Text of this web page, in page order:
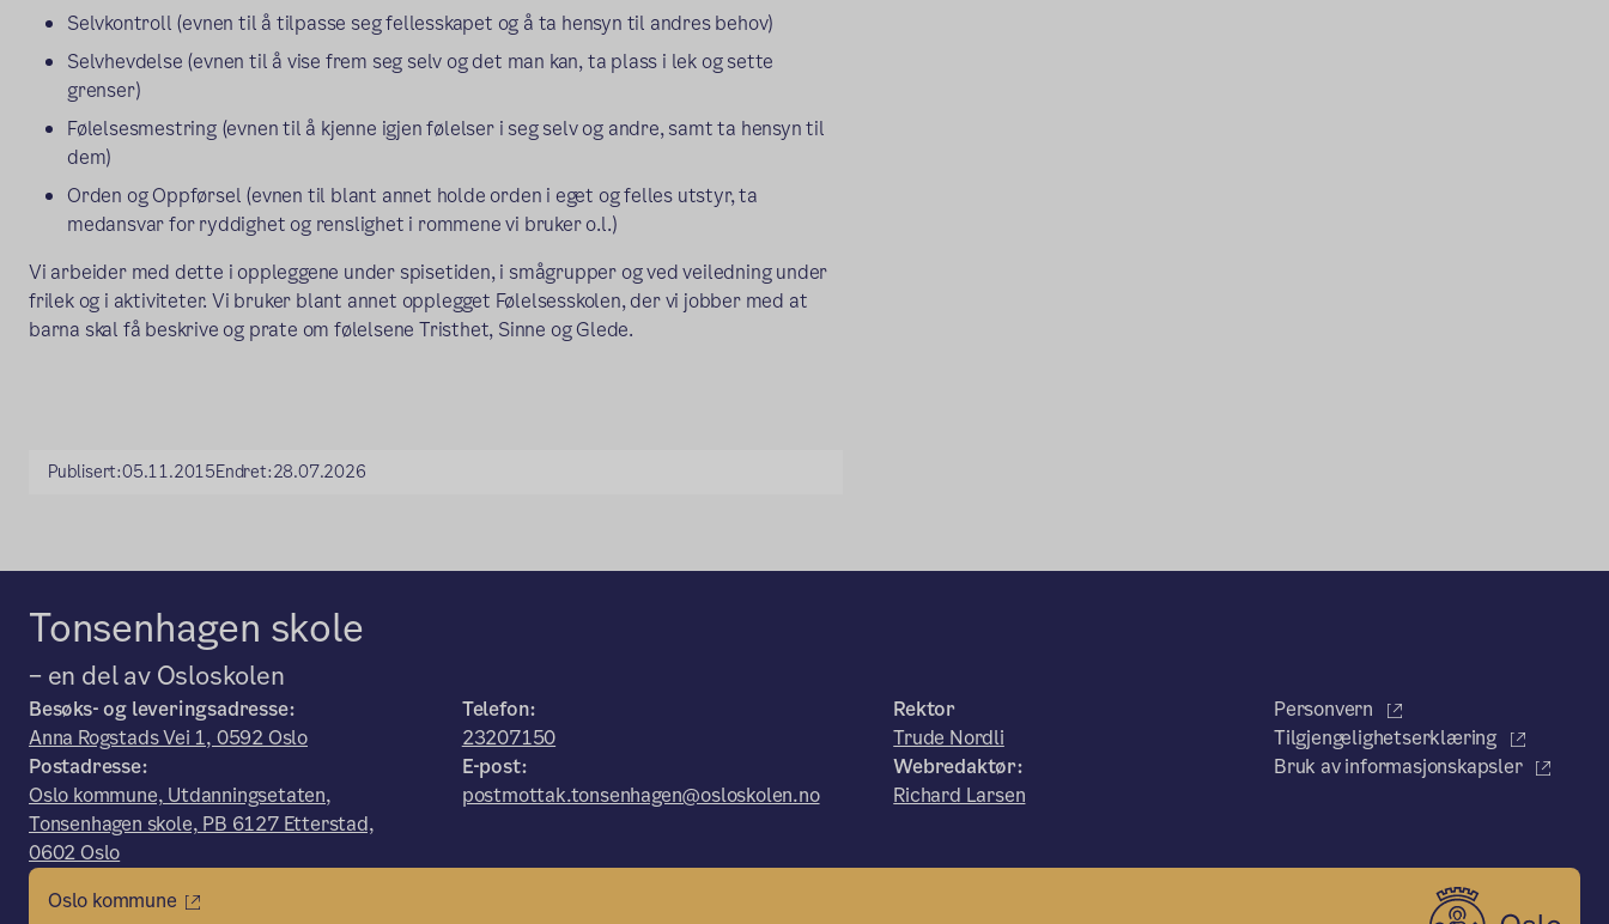
Selvkontroll (evnen til å tilpasse seg fellesskapet og å ta hensyn til andres behov)
Selvhevdelse (evnen til å vise frem seg selv og det man kan, ta plass i lek og sette
grenser)
Følelsesmestring (evnen til å kjenne igjen følelser i seg selv og andre, samt ta hensyn til
dem)
Orden og Oppførsel (evnen til blant annet holde orden i eget og felles utstyr, ta
medansvar for ryddighet og renslighet i rommene vi bruker o.l.)
Vi arbeider med dette i oppleggene under spisetiden, i smågrupper og ved veiledning under
frilek og i aktiviteter. Vi bruker blant annet opplegget Følelsesskolen, der vi jobber med at
barna skal få beskrive og prate om følelsene Tristhet, Sinne og Glede.
Publisert:05.11.2015Endret:28.07.2026
Tonsenhagen skole
– en del av Osloskolen
Besøks- og leveringsadresse:
Anna Rogstads Vei 1, 0592 Oslo
Postadresse:
Oslo kommune, Utdanningsetaten,
Tonsenhagen skole, PB 6127 Etterstad,
0602 Oslo
Telefon:
23207150
E-post:
postmottak.tonsenhagen@osloskolen.no
Rektor
Trude Nordli
Webredaktør:
Richard Larsen
Personvern
Tilgjengelighetserklæring
Bruk av informasjonskapsler
Oslo kommune